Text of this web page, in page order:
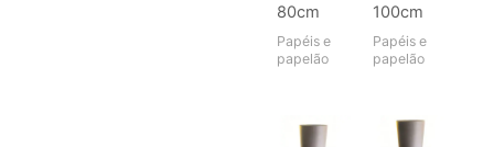
80cm
Papéis e
papelão
100cm
Papéis e
papelão